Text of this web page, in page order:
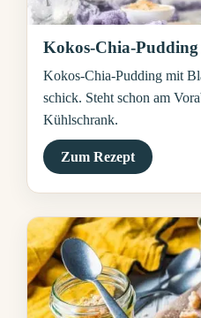
Kokos-Chia-
Kokos-Chia-Pudding mit
schick. Steht schon am
Kühlschrank.
Zum Rezept